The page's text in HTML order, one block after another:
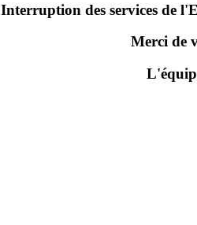
Interruption des services de
Merci de